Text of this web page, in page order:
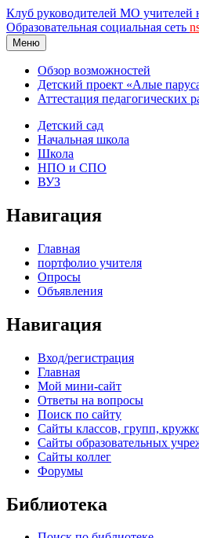
Клуб руководителей МО учителей
Образовательная социальная сеть
Меню
Обзор возможностей
Детский проект «Алые
Аттестация педагогических
Детский сад
Начальная школа
Школа
НПО и СПО
ВУЗ
Навигация
Главная
портфолио учителя
Опросы
Объявления
Навигация
Вход/регистрация
Главная
Мой мини-сайт
Ответы на вопросы
Поиск по сайту
Сайты классов, групп,
Сайты образовательных
Сайты коллег
Форумы
Библиотека